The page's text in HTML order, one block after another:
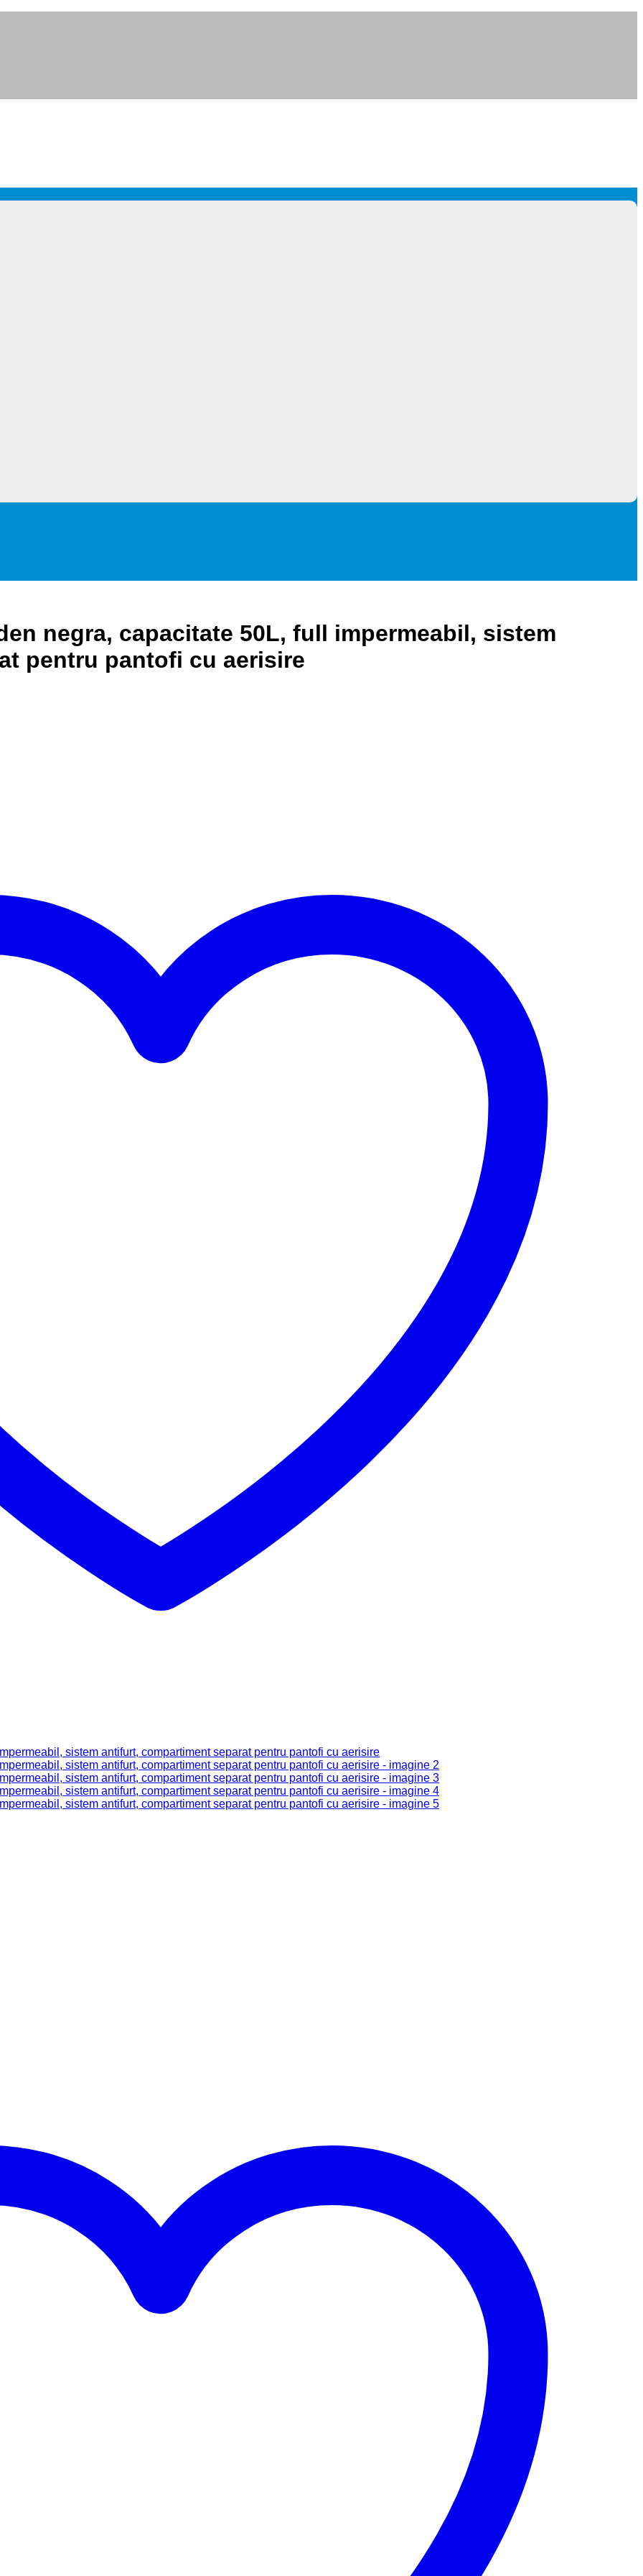
negra, capacitate 50L, full impermeabil, sistem
pentru pantofi cu aerisire